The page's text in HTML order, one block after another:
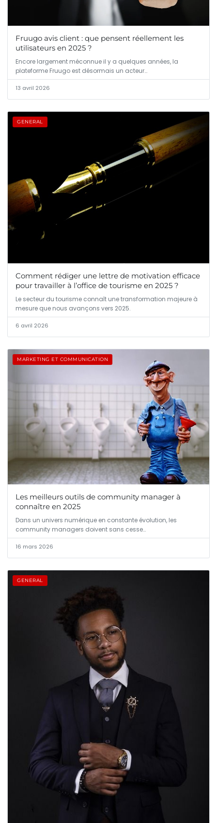
Fruugo avis client : que pensent réellement les
utilisateurs en 2025 ?
Encore largement méconnue il y a quelques années, la
plateforme Fruugo est désormais un acteur…
13 avril 2026
GENERAL
Comment rédiger une lettre de motivation efficace
pour travailler à l’office de tourisme en 2025 ?
Le secteur du tourisme connaît une transformation majeure à
mesure que nous avançons vers 2025.
6 avril 2026
MARKETING ET COMMUNICATION
Les meilleurs outils de community manager à
connaître en 2025
Dans un univers numérique en constante évolution, les
community managers doivent sans cesse…
16 mars 2026
GENERAL